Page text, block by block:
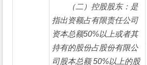
（二）控股股东：是
指出资额占有限责任公司
资本总额50%以上或者其
持有的股份占股份有限公
司股本总额 50%以上的股